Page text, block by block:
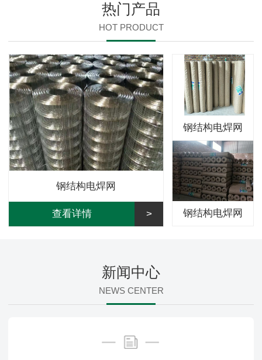
热门产品
HOT PRODUCT
钢结构电焊网
查看详情
钢结构电焊网
钢结构电焊网
新闻中心
NEWS CENTER